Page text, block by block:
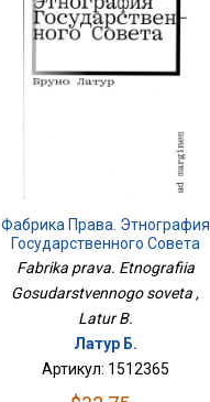
Фабрика Права. Этнография
Государственного Совета
Fabrika prava. Etnografiia
Gosudarstvennogo soveta ,
Latur B.
Латур Б.
Артикул: 1512365